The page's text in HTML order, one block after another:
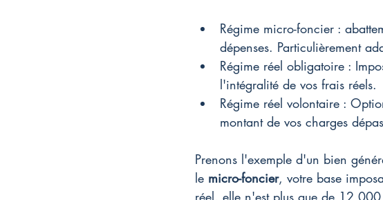
Régime micro-foncier :
dépenses. Particulièrement
Régime réel obligatoire :
l'intégralité de vos frais réels.
Régime réel volontaire :
montant de vos charges
Prenons l'exemple d'un bien
le micro-foncier, votre base
réel, elle n'est plus que de 12